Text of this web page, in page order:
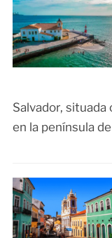
Salvador,
en la península